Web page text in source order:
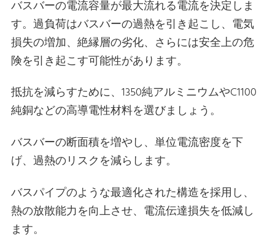
バスバーの電流容量が最大流れる電流を決定しま
す。過負荷はバスバーの過熱を引き起こし、電気
損失の増加、絶縁層の劣化、さらには安全上の危
険を引き起こす可能性があります。
抵抗を減らすために、1350純アルミニウムやC1100
純銅などの高導電性材料を選びましょう。
バスバーの断面積を増やし、単位電流密度を下
げ、過熱のリスクを減らします。
バスパイプのような最適化された構造を採用し、
熱の放散能力を向上させ、電流伝達損失を低減し
ます。